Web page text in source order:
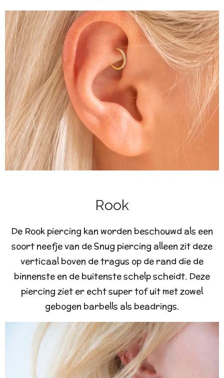
Rook
De Rook piercing kan worden beschouwd als een
soort neefje van de Snug piercing alleen zit deze
verticaal boven de tragus op de rand die de
binnenste en de buitenste schelp scheidt. Deze
piercing ziet er echt super tof uit met zowel
gebogen barbells als beadrings.